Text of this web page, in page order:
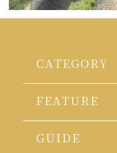
CATEGORY
FEATURE
GUIDE